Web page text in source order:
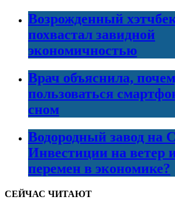
Возрожденный
похвастал завидной
экономичностью
Врач объяснила,
пользоваться
сном
Водородный завод на
Инвестиции на ветер
перемен в экономике?
СЕЙЧАС ЧИТАЮТ